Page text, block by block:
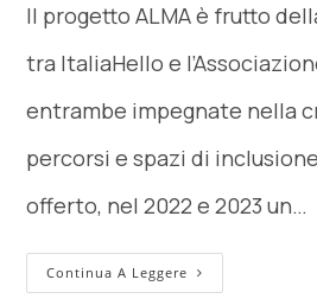
Il progetto ALMA è frutto
tra ItaliaHello e
entrambe impegnate nella
percorsi e spazi di
offerto, nel 2022 e 2023 un…
Continua A Leggere